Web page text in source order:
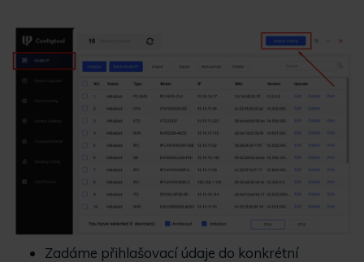
Zadáme přihlašovací údaje do konkrétní